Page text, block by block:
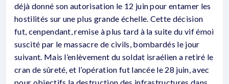
déjà donné son autorisation le 12 juin pour entamer les
hostilités sur une plus grande échelle. Cette décision
fut, cenpendant, remise à plus tard à la suite du vif émoi
suscité par le massacre de civils, bombardés le jour
suivant. Mais l’enlèvement du soldat israélien a retiré le
cran de sûreté, et l’opération fut lancée le 28 juin, avec